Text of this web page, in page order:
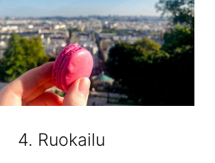
4. Ruokailu